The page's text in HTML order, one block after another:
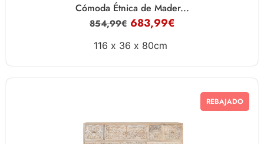
Cómoda Étnica de Mader...
854,99€ 683,99€
116 x 36 x 80cm
REBAJADO